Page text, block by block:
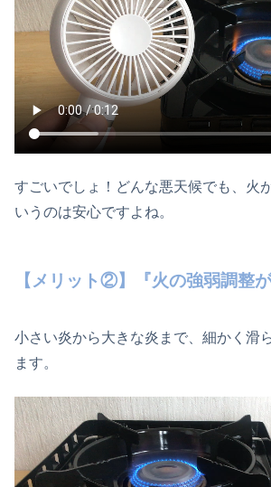
すごいでしょ！どんな悪天候でも、火
いうのは安心ですよね。
【メリット②】『火の強弱調整が
小さい炎から大きな炎まで、細かく滑
ます。